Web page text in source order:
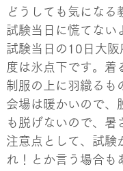
どうしても気になる
試験当日に慌てない
試験当日の10日大
度は氷点下です。着
制服の上に羽織るも
会場は暖かいので、
も脱げないので、暑
注意点として、試験
れ！とか言う場合も